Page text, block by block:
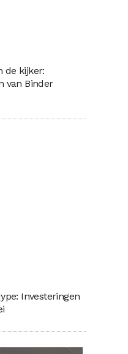
de kijker:
van Binder
Investeringen